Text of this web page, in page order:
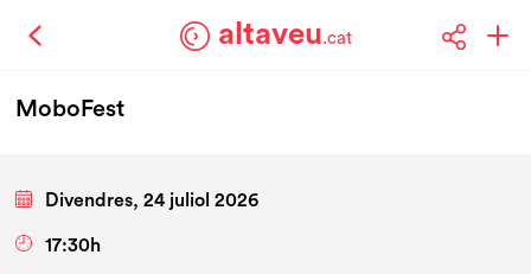
altaveu.cat
MoboFest
Divendres, 24 juliol 2026
17:30h